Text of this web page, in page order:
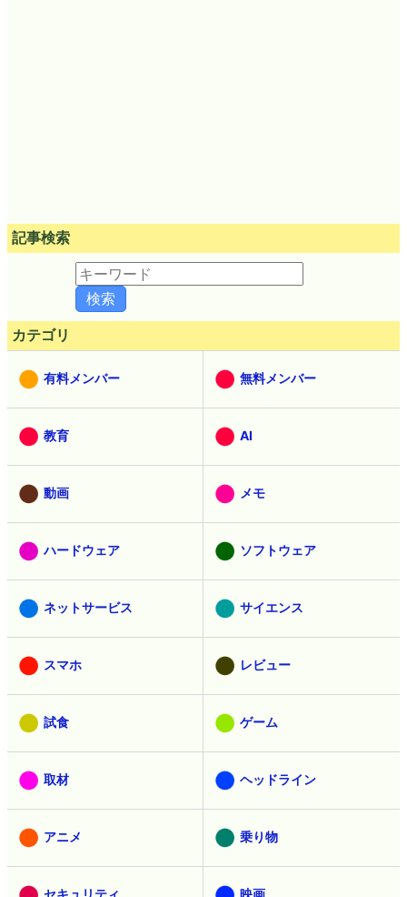
記事検索
カテゴリ
有料メンバー 無料メンバー
教育 AI
動画 メモ
ハードウェア ソフトウェア
ネットサービス サイエンス
スマホ レビュー
試食 ゲーム
取材 ヘッドライン
アニメ 乗り物
セキュリティ 映画